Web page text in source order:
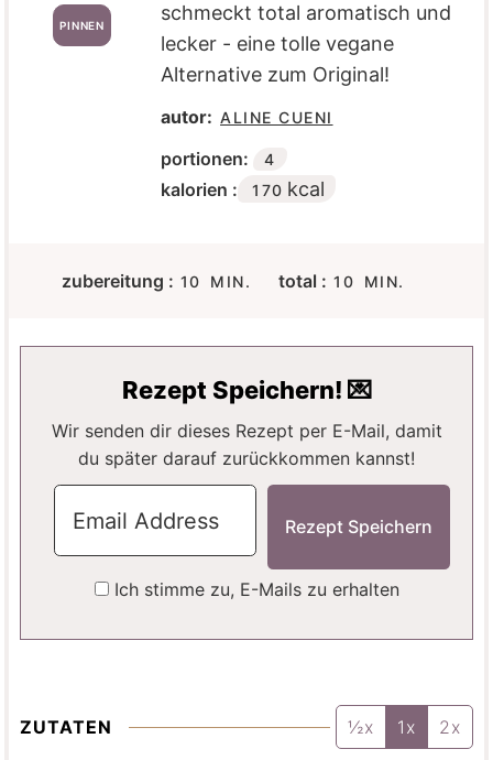
PINNEN
schmeckt total aromatisch und
lecker - eine tolle vegane
Alternative zum Original!
autor: ALINE CUENI
portionen: 4
kalorien : 170 kcal
zubereitung : 10 M
U
E
MIN. total : 10 M
U
E
N
MIN.
Rezept Speichern! 💌
Wir senden dir dieses Rezept per E-Mail, damit
du später darauf zurückkommen kannst!
Ich stimme zu, E-Mails zu erhalten
ZUTATEN ½x 1x 2x